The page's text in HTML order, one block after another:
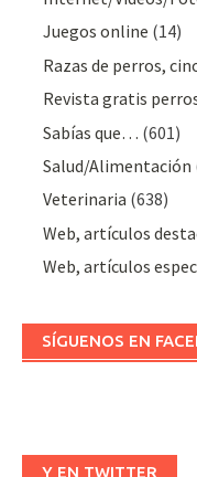
Juegos online (14)
Razas de perros,
Revista gratis
Sabías que… (601)
Salud/Alimentación
Veterinaria (638)
Web, artículos
Web, artículos
SÍGUENOS EN
Y EN TWITTER